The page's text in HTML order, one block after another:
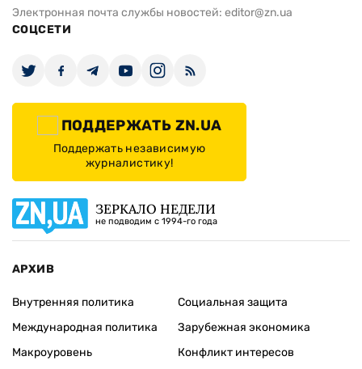
Электронная почта службы новостей: editor@zn.ua
СОЦСЕТИ
ПОДДЕРЖАТЬ ZN.UA
Поддержать независимую
журналистику!
ЗЕРКАЛО НЕДЕЛИ
не подводим с 1994-го года
АРХИВ
Внутренняя политика
Международная политика
Макроуровень
Социальная защита
Зарубежная экономика
Конфликт интересов